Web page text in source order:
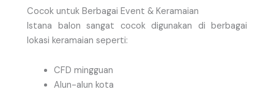
Cocok untuk Berbagai Event & Keramaian
Istana balon sangat cocok digunakan di berbagai
lokasi keramaian seperti:
CFD mingguan
Alun-alun kota